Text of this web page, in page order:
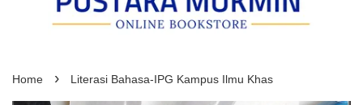
Home › Literasi Bahasa-IPG Kampus Ilmu Khas